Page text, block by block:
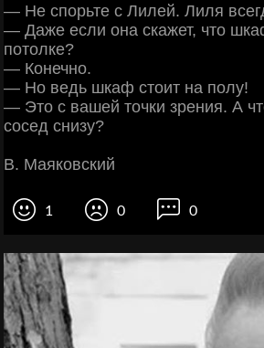
— Не спорьте с Лилей. Лиля
— Даже если она скажет, что
потолке?
— Конечно.
— Но ведь шкаф стоит на полу!
— Это с вашей точки зрения. А
сосед снизу?
В. Маяковский
1 0 0